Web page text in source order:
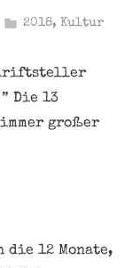
2018, Kultur
Die 13
immer großer
12 Monate,